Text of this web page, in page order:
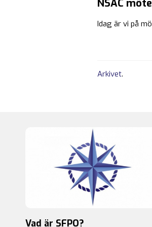
NSAC möte
Idag är vi på
Arkivet.
Vad är SFPO?